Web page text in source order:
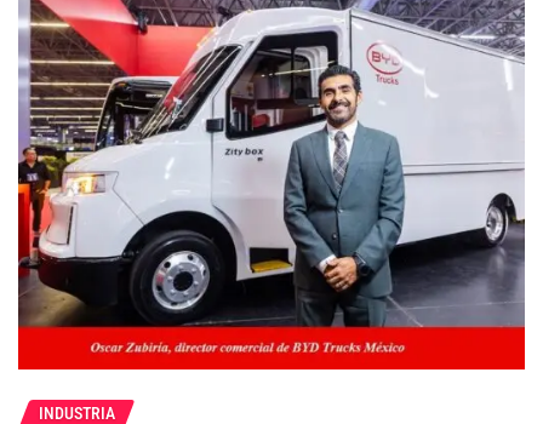
INDUSTRIA